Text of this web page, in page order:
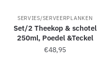
SERVIES/SERVEERPLANKEN
Set/2 Theekop & schotel
250ml, Poedel &Teckel
€48,95